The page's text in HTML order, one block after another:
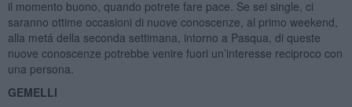
il momento buono, quando potrete fare pace. Se sei single, ci
saranno ottime occasioni di nuove conoscenze, al primo weekend,
alla metá della seconda settimana, intorno a Pasqua, di queste
nuove conoscenze potrebbe venire fuori un’interesse reciproco con
una persona.
GEMELLI